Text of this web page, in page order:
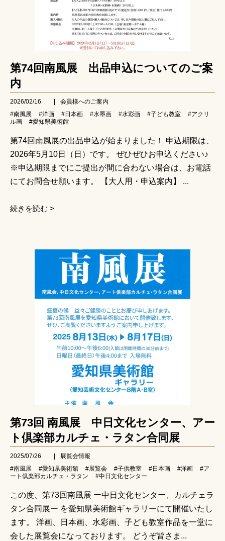
第74回南風展 出品申込についてのご案
内
2026/02/16
会員様へのご案内
#南風展
#洋画 #日本画 #水墨画 #水彩画 #子ども教室
#アクリ
ル画
#愛知県美術館
第74回南風展の出品申込が始まりました！ 申込期限は、
2026年5月10日（日）です。 ぜひぜひお申込ください♪
※申込期限までにご提出が間に合わない場合は、お電話
にてお問合せ願います。 【大人用・申込案内】 ...
続きを読む >
第73回 南風展 中日文化センター、アー
ト倶楽部カルチェ・ラタン合同展
2025/07/26
展覧会情報
#南風展
#愛知県美術館 #展覧会 #子供教室 #日本画 #洋画
#ア
ート倶楽部カルチェ・ラタン
#中日文化センター
この度、第73回南風展 ー中日文化センター、カルチェラ
タン合同展ー を愛知県美術館ギャラリーにて開催いたし
ます。 洋画、日本画、水彩画、子ども教室作品を一堂に
会した展覧会になっております。 どうぞ皆さま...